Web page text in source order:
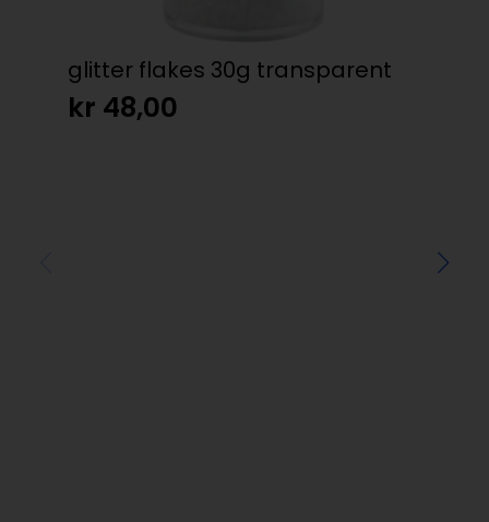
glitter flakes 30g transparent
kr 48,00